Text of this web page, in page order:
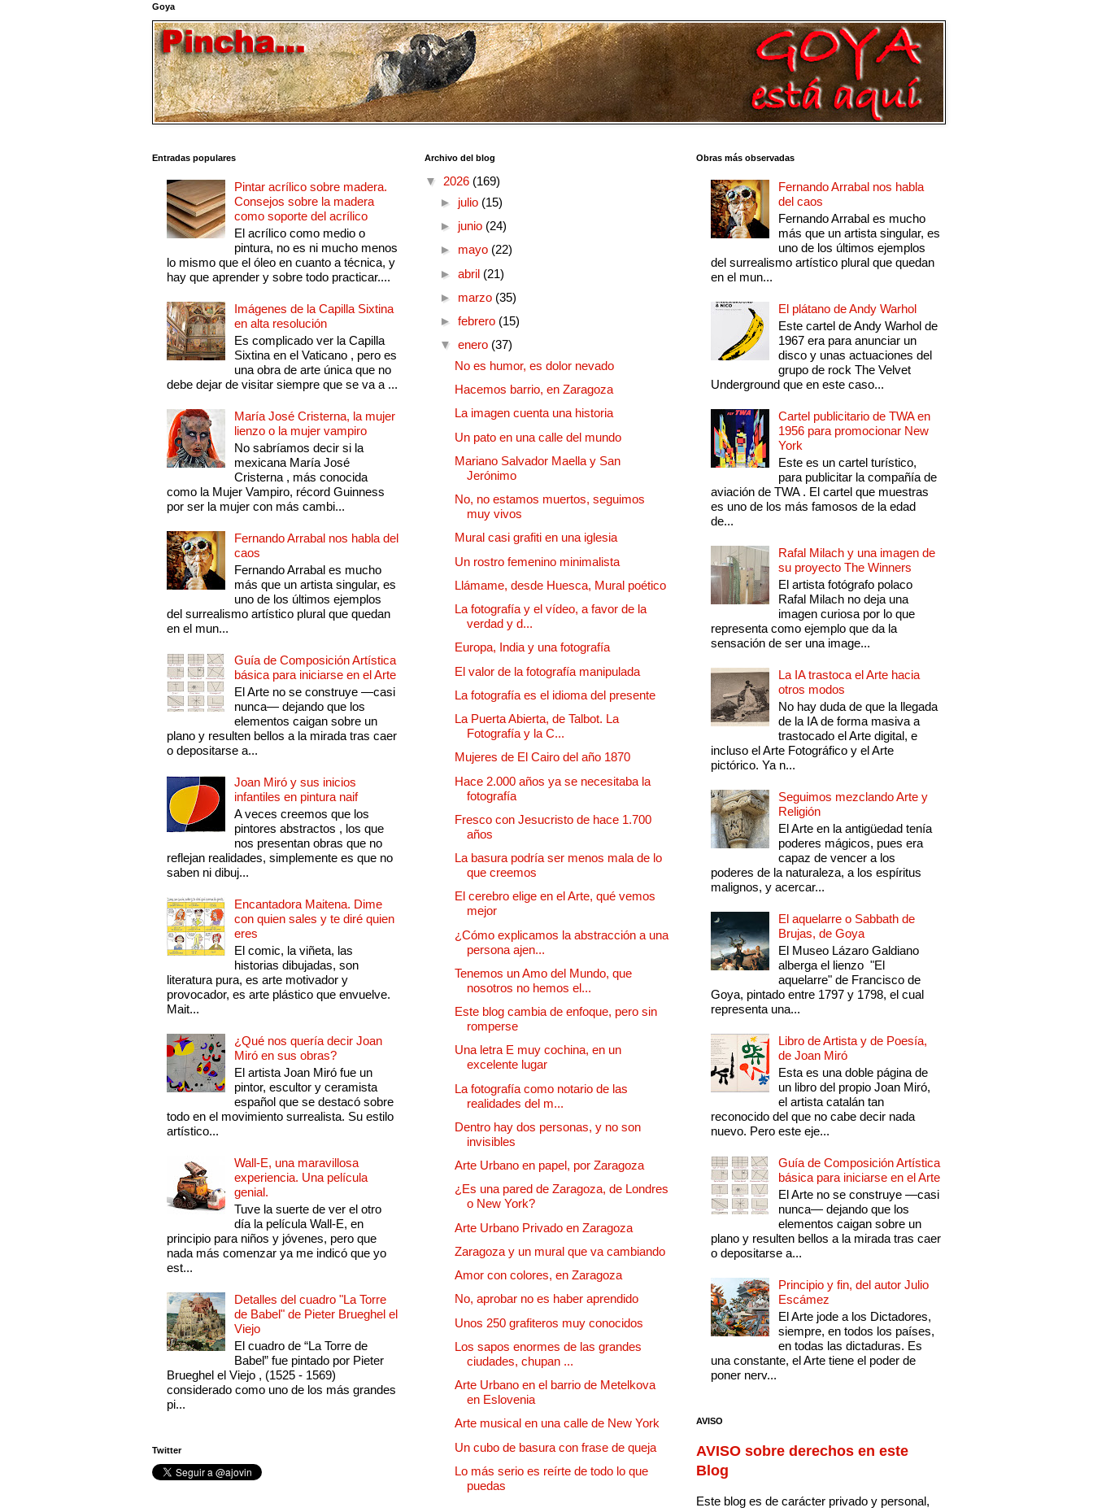
Goya
Entradas populares
Pintar acrílico sobre madera.
Consejos sobre la madera
como soporte del acrílico
El acrílico como medio o
pintura, no es ni mucho menos
lo mismo que el óleo en cuanto a técnica, y
hay que aprender y sobre todo practicar....
Imágenes de la Capilla Sixtina
en alta resolución
Es complicado ver la Capilla
Sixtina en el Vaticano , pero es
una obra de arte única que no
debe dejar de visitar siempre que se va a ...
María José Cristerna, la mujer
lienzo o la mujer vampiro
No sabríamos decir si la
mexicana María José
Cristerna , más conocida
como la Mujer Vampiro, récord Guinness
por ser la mujer con más cambi...
Fernando Arrabal nos habla del
caos
Fernando Arrabal es mucho
más que un artista singular, es
uno de los últimos ejemplos
del surrealismo artístico plural que quedan
en el mun...
Guía de Composición Artística
básica para iniciarse en el Arte
El Arte no se construye —casi
nunca— dejando que los
elementos caigan sobre un
plano y resulten bellos a la mirada tras caer
o depositarse a...
Joan Miró y sus inicios
infantiles en pintura naif
A veces creemos que los
pintores abstractos , los que
nos presentan obras que no
reflejan realidades, simplemente es que no
saben ni dibuj...
Encantadora Maitena. Dime
con quien sales y te diré quien
eres
El comic, la viñeta, las
historias dibujadas, son
literatura pura, es arte motivador y
provocador, es arte plástico que envuelve.
Mait...
¿Qué nos quería decir Joan
Miró en sus obras?
El artista Joan Miró fue un
pintor, escultor y ceramista
español que se destacó sobre
todo en el movimiento surrealista. Su estilo
artístico...
Wall-E, una maravillosa
experiencia. Una película
genial.
Tuve la suerte de ver el otro
día la película Wall-E, en
principio para niños y jóvenes, pero que
nada más comenzar ya me indicó que yo
est...
Detalles del cuadro "La Torre
de Babel" de Pieter Brueghel el
Viejo
El cuadro de “La Torre de
Babel” fue pintado por Pieter
Brueghel el Viejo , (1525 - 1569)
considerado como uno de los más grandes
pi...
Twitter
Archivo del blog
▼ 2026 (169)
► julio (15)
► junio (24)
► mayo (22)
► abril (21)
► marzo (35)
► febrero (15)
▼ enero (37)
No es humor, es dolor nevado
Hacemos barrio, en Zaragoza
La imagen cuenta una historia
Un pato en una calle del mundo
Mariano Salvador Maella y San
Jerónimo
No, no estamos muertos, seguimos
muy vivos
Mural casi grafiti en una iglesia
Un rostro femenino minimalista
Llámame, desde Huesca, Mural poético
La fotografía y el vídeo, a favor de la
verdad y d...
Europa, India y una fotografía
El valor de la fotografía manipulada
La fotografía es el idioma del presente
La Puerta Abierta, de Talbot. La
Fotografía y la C...
Mujeres de El Cairo del año 1870
Hace 2.000 años ya se necesitaba la
fotografía
Fresco con Jesucristo de hace 1.700
años
La basura podría ser menos mala de lo
que creemos
El cerebro elige en el Arte, qué vemos
mejor
¿Cómo explicamos la abstracción a una
persona ajen...
Tenemos un Amo del Mundo, que
nosotros no hemos el...
Este blog cambia de enfoque, pero sin
romperse
Una letra E muy cochina, en un
excelente lugar
La fotografía como notario de las
realidades del m...
Dentro hay dos personas, y no son
invisibles
Arte Urbano en papel, por Zaragoza
¿Es una pared de Zaragoza, de Londres
o New York?
Arte Urbano Privado en Zaragoza
Zaragoza y un mural que va cambiando
Amor con colores, en Zaragoza
No, aprobar no es haber aprendido
Unos 250 grafiteros muy conocidos
Los sapos enormes de las grandes
ciudades, chupan ...
Arte Urbano en el barrio de Metelkova
en Eslovenia
Arte musical en una calle de New York
Un cubo de basura con frase de queja
Lo más serio es reírte de todo lo que
puedas
Obras más observadas
Fernando Arrabal nos habla
del caos
Fernando Arrabal es mucho
más que un artista singular, es
uno de los últimos ejemplos
del surrealismo artístico plural que quedan
en el mun...
El plátano de Andy Warhol
Este cartel de Andy Warhol de
1967 era para anunciar un
disco y unas actuaciones del
grupo de rock The Velvet
Underground que en este caso...
Cartel publicitario de TWA en
1956 para promocionar New
York
Este es un cartel turístico,
para publicitar la compañía de
aviación de TWA . El cartel que muestras
es uno de los más famosos de la edad
de...
Rafal Milach y una imagen de
su proyecto The Winners
El artista fotógrafo polaco
Rafal Milach no deja una
imagen curiosa por lo que
representa como ejemplo que da la
sensación de ser una image...
La IA trastoca el Arte hacia
otros modos
No hay duda de que la llegada
de la IA de forma masiva a
trastocado el Arte digital, e
incluso el Arte Fotográfico y el Arte
pictórico. Ya n...
Seguimos mezclando Arte y
Religión
El Arte en la antigüedad tenía
poderes mágicos, pues era
capaz de vencer a los
poderes de la naturaleza, a los espíritus
malignos, y acercar...
El aquelarre o Sabbath de
Brujas, de Goya
El Museo Lázaro Galdiano
alberga el lienzo "El
aquelarre" de Francisco de
Goya, pintado entre 1797 y 1798, el cual
representa una...
Libro de Artista y de Poesía,
de Joan Miró
Esta es una doble página de
un libro del propio Joan Miró,
el artista catalán tan
reconocido del que no cabe decir nada
nuevo. Pero este eje...
Guía de Composición Artística
básica para iniciarse en el Arte
El Arte no se construye —casi
nunca— dejando que los
elementos caigan sobre un
plano y resulten bellos a la mirada tras caer
o depositarse a...
Principio y fin, del autor Julio
Escámez
El Arte jode a los Dictadores,
siempre, en todos los países,
en todas las dictaduras. Es
una constante, el Arte tiene el poder de
poner nerv...
AVISO
AVISO sobre derechos en este
Blog
Este blog es de carácter privado y personal,